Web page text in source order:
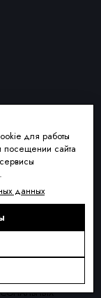
ДАННЫХ И
для работы
посещении сайта
данных